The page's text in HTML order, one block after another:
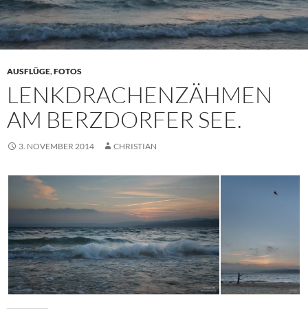
AUSFLÜGE,FOTOS
LENKDRACHENZÄHMEN
AM BERZDORFER SEE.
3. NOVEMBER 2014 CHRISTIAN